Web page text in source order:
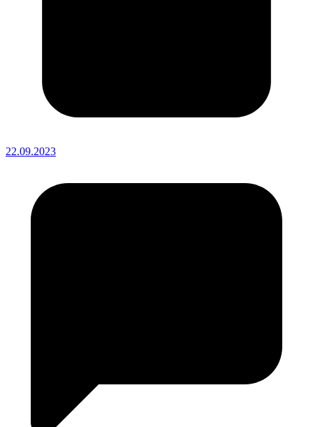
22.09.2023